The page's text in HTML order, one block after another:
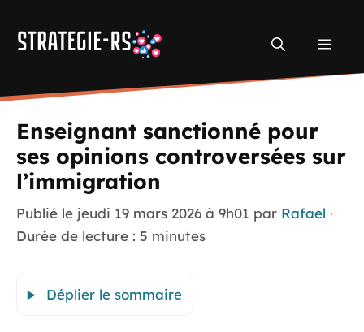
contenu
Enseignant sanctionné pour
ses opinions controversées sur
l’immigration
Publié le jeudi 19 mars 2026 à 9h01 par Rafael ·
Durée de lecture : 5 minutes
Déplier le sommaire